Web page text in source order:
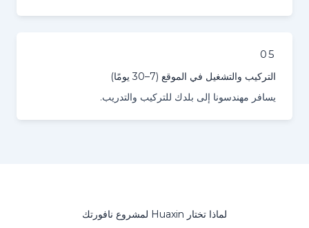
التركيب والتشغيل في الموقع (7–30 يومًا)
يسافر مهندسونا إلى بلدك للتركيب والتدريب.
لماذا تختار Huaxin لمشروع نافورتك